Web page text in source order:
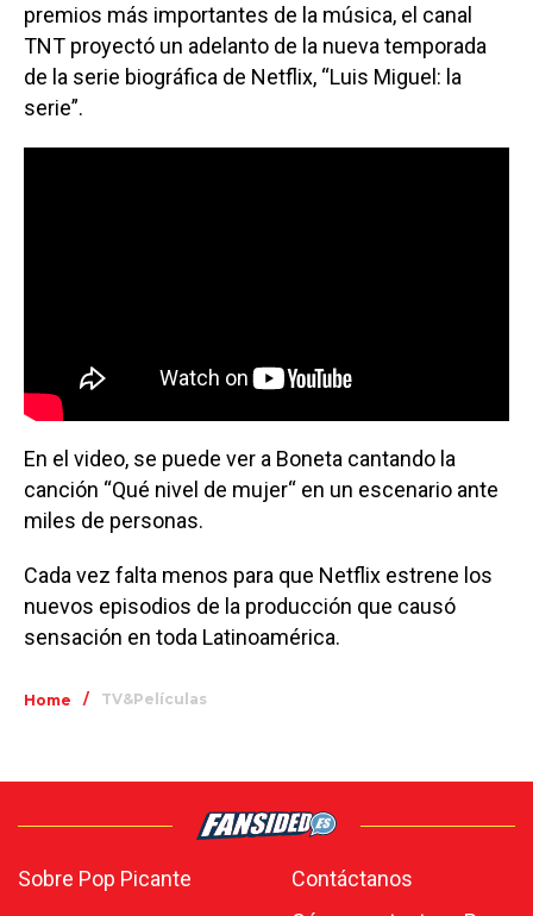
premios más importantes de la música, el canal
TNT proyectó un adelanto de la nueva temporada
de la serie biográfica de Netflix, “Luis Miguel: la
serie”.
En el video, se puede ver a Boneta cantando la
canción “Qué nivel de mujer“ en un escenario ante
miles de personas.
Cada vez falta menos para que Netflix estrene los
nuevos episodios de la producción que causó
sensación en toda Latinoamérica.
Home / TV&Películas
Sobre Pop Picante
Contáctanos